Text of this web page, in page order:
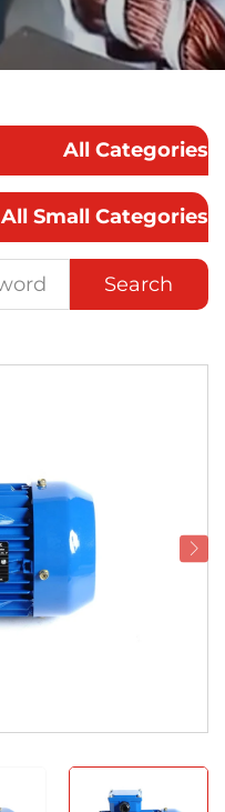
All Categories
All Small Categories
Search